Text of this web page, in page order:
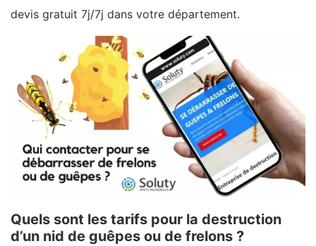
devis gratuit 7j/7j dans votre département.
Quels sont les tarifs pour la destruction
d’un nid de guêpes ou de frelons ?